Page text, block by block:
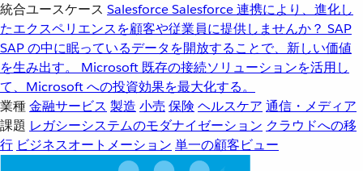
統合ユースケース SalesforceSalesforce 連携により、進化し
たエクスペリエンスを顧客や従業員に提供しませんか？ SAP
SAP の中に眠っているデータを開放することで、新しい価値
を生み出す。
Microsoft 既存の接続ソリューションを活用し
て、Microsoft への投資効果を最大化する。
業種金融サービス 製造 小売 保険 ヘルスケア 通信・メディア
課題 レガシーシステムのモダナイゼーション クラウドへの移
行 ビジネスオートメーション 単一の顧客ビュー